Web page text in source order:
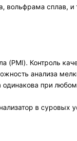
вольфрама сплав, и
Контроль
анализа
одинакова при
в суровых